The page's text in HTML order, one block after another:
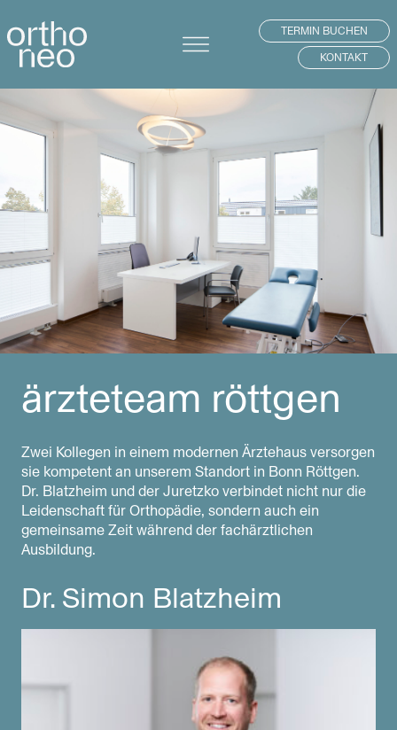
TERMIN BUCHEN
KONTAKT
ärzteteam röttgen
Zwei Kollegen in einem modernen Ärztehaus versorgen
sie kompetent an unserem Standort in Bonn Röttgen.
Dr. Blatzheim und der Juretzko verbindet nicht nur die
Leidenschaft für Orthopädie, sondern auch ein
gemeinsame Zeit während der fachärztlichen
Ausbildung.
Dr. Simon Blatzheim